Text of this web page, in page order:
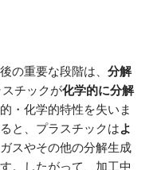
の重要な段階は、 分解
チックが化学的に分解
・化学的特性を失いま
と、プラスチックはよ
ガスやその他の分解生成
。したがって、加工中